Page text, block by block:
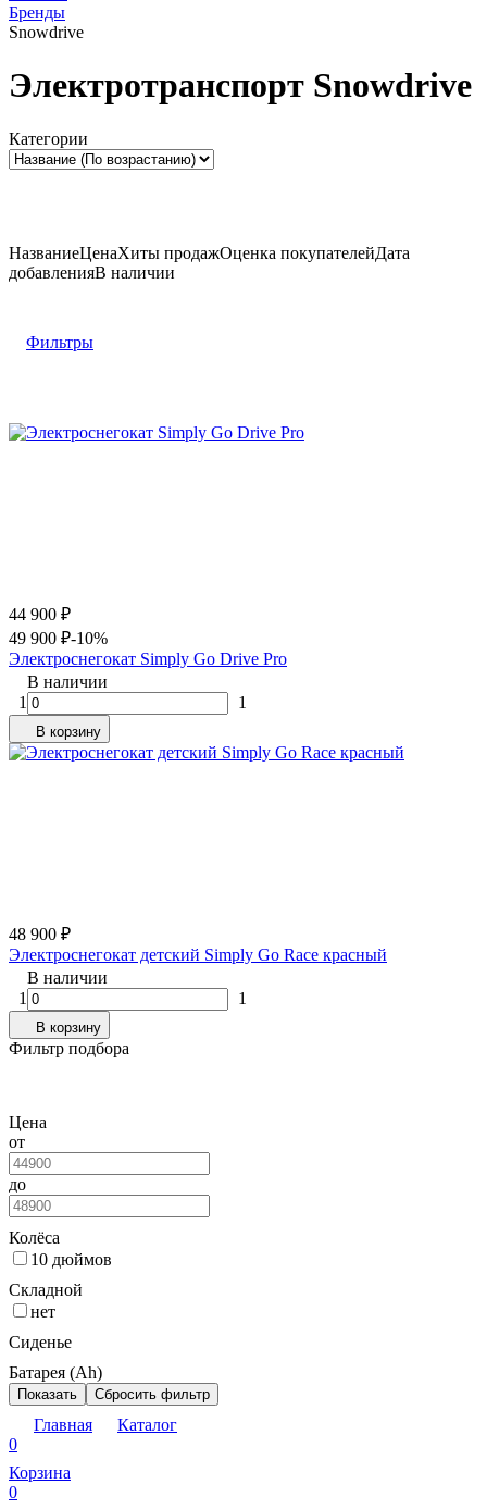
Бренды
Snowdrive
Электротранспорт Snowdrive
Категории
НазваниеЦенаХиты продажОценка покупателейДата
добавленияВ наличии
Фильтры
44 900 ₽
49 900 ₽-10%
Электроснегокат Simply Go Drive Pro
В наличии
1
1
В корзину
48 900 ₽
Электроснегокат детский Simply Go Race красный
В наличии
1
1
В корзину
Фильтр подбора
Цена
от
до
Колёса
10 дюймов
Складной
нет
Сиденье
Батарея (Ah)
Показать Сбросить фильтр
Главная
Каталог
0
Корзина
0